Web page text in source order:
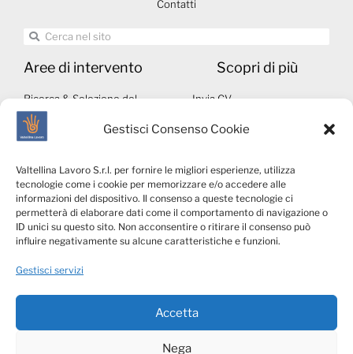
Gestisci Consenso Cookie
Valtellina Lavoro S.r.l. per fornire le migliori esperienze, utilizza
tecnologie come i cookie per memorizzare e/o accedere alle
informazioni del dispositivo. Il consenso a queste tecnologie ci
permetterà di elaborare dati come il comportamento di navigazione o
ID unici su questo sito. Non acconsentire o ritirare il consenso può
influire negativamente su alcune caratteristiche e funzioni.
Gestisci servizi
Accetta
Nega
Contatti
Aree di intervento
Ricerca & Selezione del
personale
Middle & Executive Search
Talents4Business
VLConsulting
Scopri di più
Invia CV
Privacy & Social Media
Policy
Cookies Policy
Privacy candidati